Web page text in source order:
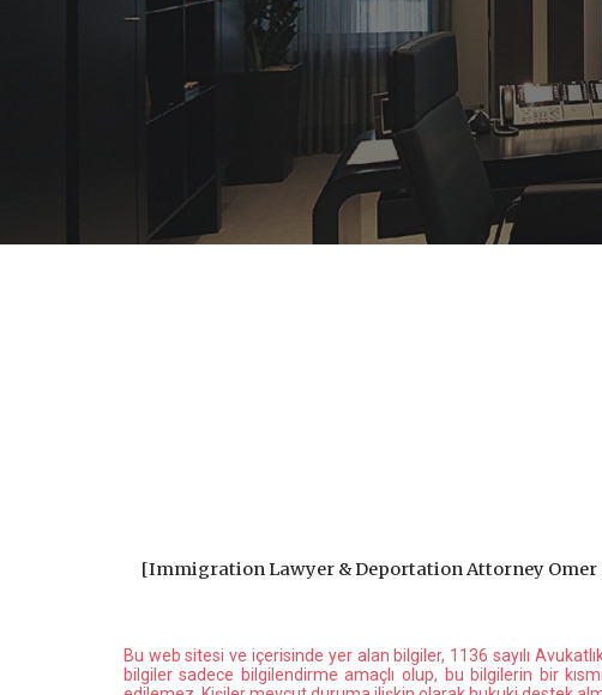
[Immigration Lawyer & Deportation Attorney Omer
Bu web sitesi ve içerisinde yer alan bilgiler, 1136 sayılı
bilgiler sadece bilgilendirme amaçlı olup, bu bilgilerin bir